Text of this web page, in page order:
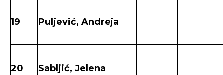
19 Puljević, Andreja
20 Sabljić, Jelena